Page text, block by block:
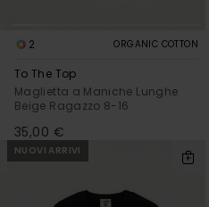
2 ORGANIC COTTON
To The Top
Maglietta a Maniche Lunghe
Beige Ragazzo 8-16
35,00 €
NUOVI ARRIVI